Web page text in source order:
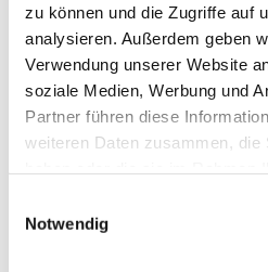
zu können und die Zugriffe auf
analysieren. Außerdem geben
Verwendung unserer Website
soziale Medien, Werbung und
Partner führen diese
weiteren Daten zusammen, die
Notwendig
Schlagwörter
Apotheke